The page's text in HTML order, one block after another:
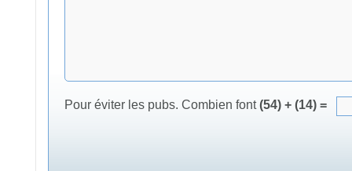
Pour éviter les pubs. Combien font(54) + (14) =